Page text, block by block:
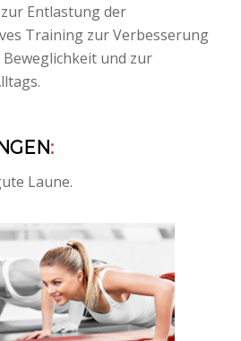
Entlastung der
Training zur Verbesserung
und zur
:
Laune.